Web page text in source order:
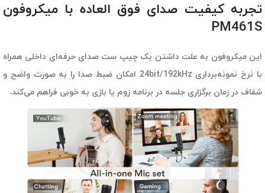
تجربه کیفیت صدای فوق العاده با میکروفون
PM461S
این میکروفون به علت داشتن یک چیپ ست صدای حرفه‌ای داخلی همراه
با نرخ نمونه‌برداری 24bit/192kHz امکان ضبط صدا را به صورت واضح و
شفاف در زمان برگزاری جلسه در برنامه زوم یا بازی به خوبی فراهم می‌کند.